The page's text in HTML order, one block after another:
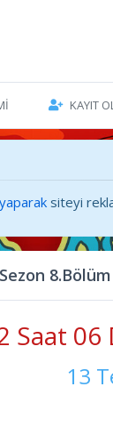
KAYIT
siteyi
Saat
13